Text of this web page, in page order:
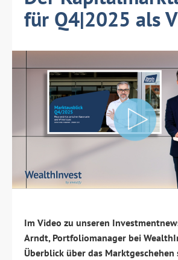
für Q4|2025 als
Im Video zu unseren
Arndt, Portfoliomanager bei
Überblick über das Marktgeschehen